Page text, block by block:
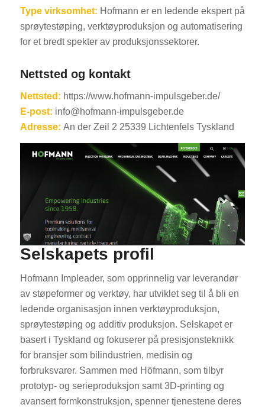
Type virksomhet: Hofmann er en ledende ekspert på
sprøytestøping, verktøyproduksjon og automatisering
for et bredt spekter av produksjonssektorer.
Nettsted og kontakt
Nettsted: https://www.hofmann-impulsgeber.de/
E-post: info@hofmann-impulsgeber.de
Adresse: An der Zeil 2 25339 Lichtenfels Tyskland
Selskapets profil
Hofmann Impleader, som opprinnelig var leverandør
av støpeformer og verktøy, har utviklet seg til å bli en
ledende organisasjon innen verktøyproduksjon,
sprøytestøping og additiv produksjon. Selskapet er
basert i Tyskland og fokuserer på presisjonsteknikk
for bransjer som bilindustrien, medisin og
forbruksvarer. Sammen med Höfmann, som tilbyr
prototyp- og serieproduksjon samt 3D-printing og
avansert formkonstruksjon, spenner tjenestene deres